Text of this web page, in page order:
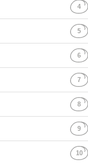
4
5
6
7
8
9
10